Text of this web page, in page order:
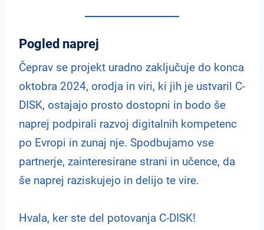
Pogled naprej
Čeprav se projekt uradno zaključuje do konca
oktobra 2024, orodja in viri, ki jih je ustvaril C-
DISK, ostajajo prosto dostopni in bodo še
naprej podpirali razvoj digitalnih kompetenc
po Evropi in zunaj nje. Spodbujamo vse
partnerje, zainteresirane strani in učence, da
še naprej raziskujejo in delijo te vire.
Hvala, ker ste del potovanja C-DISK!